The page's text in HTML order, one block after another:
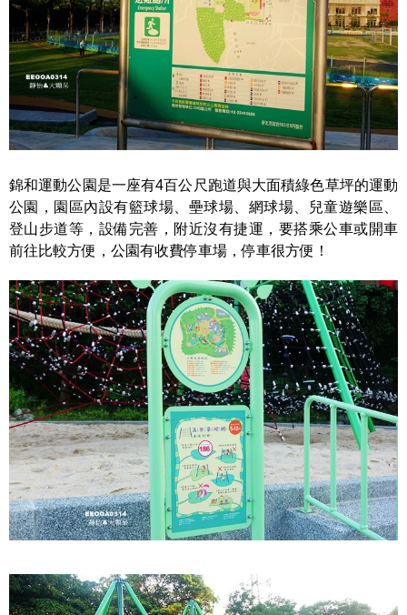
錦和運動公園是一座有4百公尺跑道與大面積綠色草坪的運動
公園，園區內設有籃球場、壘球場、網球場、兒童遊樂區、
登山步道等，設備完善，附近沒有捷運，要搭乘公車或開車
前往比較方便，公園有收費停車場，停車很方便！